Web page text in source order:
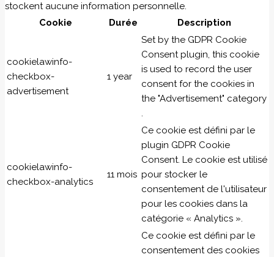
stockent aucune information personnelle.
Cookie
Durée Description
cookielawinfo-
checkbox-
advertisement
1 year
Set by the GDPR Cookie
Consent plugin, this cookie
is used to record the user
consent for the cookies in
the "Advertisement" category
.
cookielawinfo-
checkbox-analytics
11 mois
Ce cookie est défini par le
plugin GDPR Cookie
Consent. Le cookie est utilisé
pour stocker le
consentement de l'utilisateur
pour les cookies dans la
catégorie « Analytics ».
Ce cookie est défini par le
consentement des cookies